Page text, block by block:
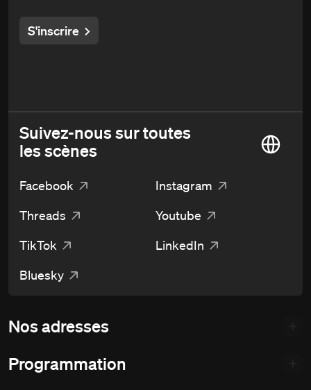
S'inscrire
Suivez-nous sur toutes
les scènes
Facebook
Instagram
Threads
Youtube
TikTok
LinkedIn
Bluesky
Nos adresses
Programmation